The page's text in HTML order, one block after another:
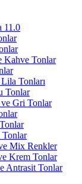
11.0
Kahve Tonlar
Tonları
Tonlar
Gri Tonlar
Tonlar
Mix Renkler
Krem Tonlar
Antrasit Tonlar